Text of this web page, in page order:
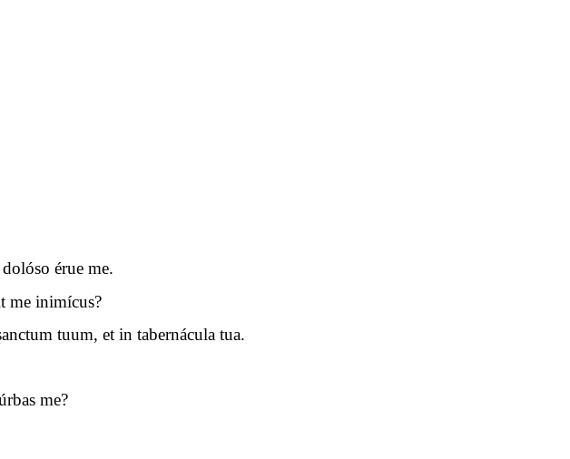
érue me.
me inimícus?
tuum, et in tabernácula tua.
me?